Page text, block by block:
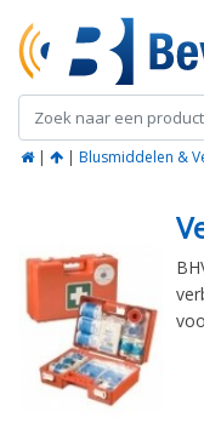
| | Blusmiddelen &